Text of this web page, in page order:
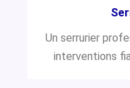
Un serrurier
interventions